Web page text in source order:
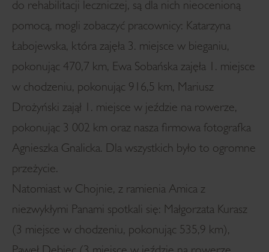
do rehabilitacji leczniczej, są dla nich nieocenioną
pomocą, mogli zobaczyć pracownicy: Katarzyna
Łabojewska, która zajęła 3. miejsce w bieganiu,
pokonując 470,7 km, Ewa Sobańska zajęła 1. miejsce
w chodzeniu, pokonując 916,5 km, Mariusz
Drożyński zajął 1. miejsce w jeździe na rowerze,
pokonując 3 002 km oraz nasza firmowa fotografka
Agnieszka Gnalicka. Dla wszystkich było to ogromne
przeżycie.
Natomiast w Chojnie, z ramienia Amica z
niezwykłymi Panami spotkali się: Małgorzata Kurasz
(3 miejsce w chodzeniu, pokonując 535,9 km),